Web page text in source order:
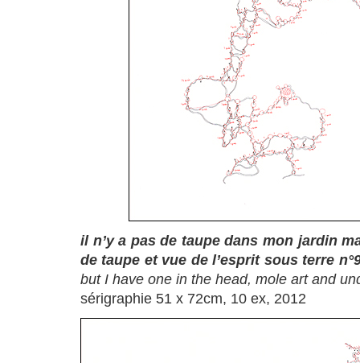
il n’y a pas de taupe dans mon jardin
de taupe et vue de l’esprit sous terre
but I have one in the head, mole art and
sérigraphie 51 x 72cm, 10 ex, 2012